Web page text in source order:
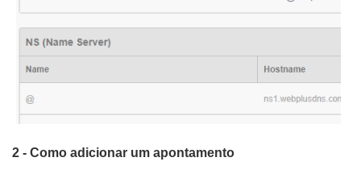
2 - Como adicionar um apontamento